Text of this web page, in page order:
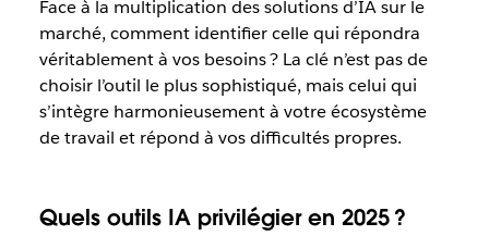
Face à la multiplication des solutions d’IA sur le
marché, comment identifier celle qui répondra
véritablement à vos besoins ? La clé n’est pas de
choisir l’outil le plus sophistiqué, mais celui qui
s’intègre harmonieusement à votre écosystème
de travail et répond à vos difficultés propres.
Quels outils IA privilégier en 2025 ?